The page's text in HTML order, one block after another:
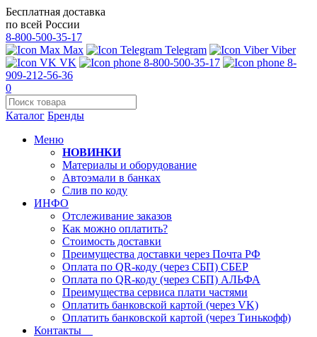
Бесплатная доставка
по всей России
8-800-500-35-17
Max
Telegram
Viber
VK
8-800-500-35-17
8-
909-212-56-36
0
Каталог Бренды
Меню
НОВИНКИ
Материалы и оборудование
Автоэмали в банках
Слив по коду
ИНФО
Отслеживание заказов
Как можно оплатить?
Стоимость доставки
Преимущества доставки через Почта РФ
Оплата по QR-коду (через СБП) СБЕР
Оплата по QR-коду (через СБП) АЛЬФА
Преимущества сервиса плати частями
Оплатить банковской картой (через VK)
Оплатить банковской картой (через Тинькофф)
Контакты